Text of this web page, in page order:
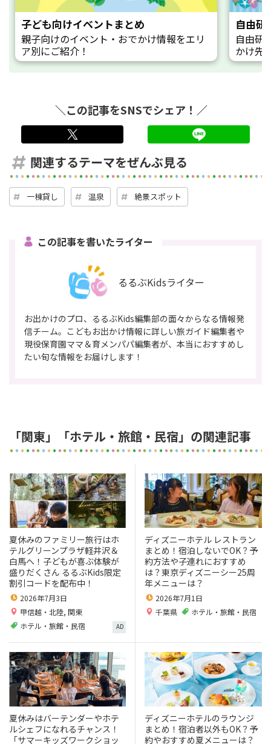
子ども向けイベントまとめ
親子向けのイベント・おでかけ情報をエリ
ア別にご紹介！
自由研
自由研
かけ先
＼この記事をSNSでシェア！／
関連するテーマをぜんぶ見る
一棟貸し 温泉 絶景スポット
この記事を書いたライター
るるぶKidsライター
お出かけのプロ、るるぶKids編集部の面々からなる情報発
信チーム。こどもお出かけ情報に詳しい旅ガイド編集者や
現役保育園ママ＆育メンパパ編集者が、本当におすすめし
たい旬な情報をお届けします！
「関東」「ホテル・旅館・民宿」の関連記事
夏休みのファミリー旅行はホ
テルグリーンプラザ軽井沢＆
白馬へ！子どもが喜ぶ体験が
盛りだくさん るるぶKids限定
割引コードを配布中！
2026年7月3日
甲信越・北陸, 関東
ホテル・旅館・民宿
AD
ディズニーホテル レストラン
まとめ！宿泊しないでOK？予
約方法や子連れにおすすめ
は？東京ディズニーシー25周
年メニューは？
2026年7月1日
千葉県
ホテル・旅館・民宿
夏休みはバーテンダーやホテ
ルシェフになれるチャンス！
「サマーキッズワークショッ
ディズニーホテルのラウンジ
まとめ！宿泊者以外もOK？予
約やおすすめ夏メニューは？